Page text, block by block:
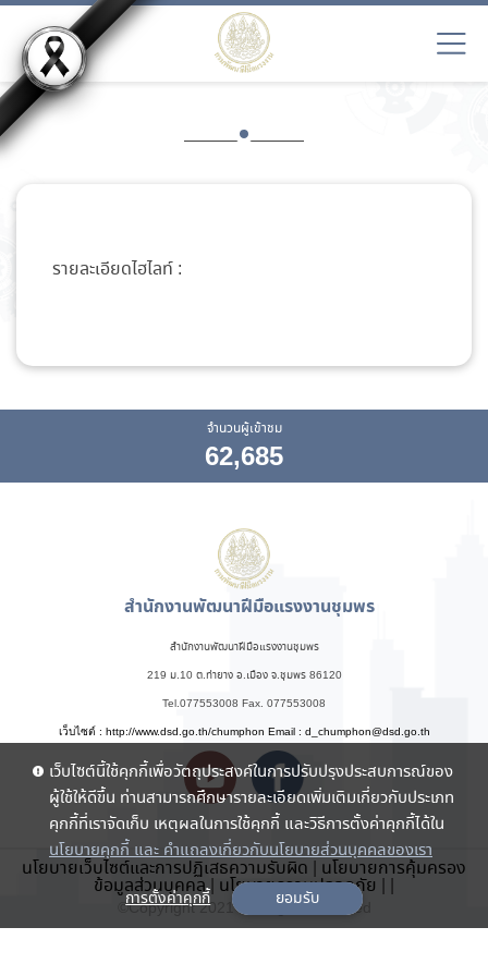
รายละเอียดไฮไลท์ :
จำนวนผู้เข้าชม
62,685
สำนักงานพัฒนาฝีมือแรงงานชุมพร
สำนักงานพัฒนาฝีมือแรงงานชุมพร
219 ม.10 ต.ท่ายาง อ.เมือง จ.ชุมพร 86120
Tel.077553008 Fax. 077553008
เว็บไซต์ : http://www.dsd.go.th/chumphon Email : d_chumphon@dsd.go.th
นโยบายเว็บไซต์และการปฏิเสธความรับผิด | นโยบายการคุ้มครอง
ข้อมูลส่วนบุคคล| นโยบายความปลอดภัย | |
©Copyright 2021 . All rights reserved
เว็บไซต์นี้ใช้คุกกี้เพื่อวัตถุประสงค์ในการปรับปรุงประสบการณ์ของ
ผู้ใช้ให้ดีขึ้น ท่านสามารถศึกษารายละเอียดเพิ่มเติมเกี่ยวกับประเภท
คุกกี้ที่เราจัดเก็บ เหตุผลในการใช้คุกกี้ และวิธีการตั้งค่าคุกกี้ได้ใน
นโยบายคุกกี้ และ คำแถลงเกี่ยวกับนโยบายส่วนบุคคลของเรา
การตั้งค่าคุกกี้ ยอมรับ